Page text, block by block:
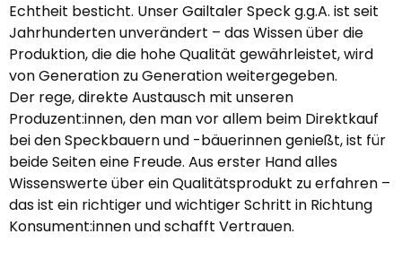
Echtheit besticht. Unser Gailtaler Speck g.g.A. ist seit
Jahrhunderten unverändert – das Wissen über die
Produktion, die die hohe Qualität gewährleistet, wird
von Generation zu Generation weitergegeben.
Der rege, direkte Austausch mit unseren
Produzent:innen, den man vor allem beim Direktkauf
bei den Speckbauern und -bäuerinnen genießt, ist für
beide Seiten eine Freude. Aus erster Hand alles
Wissenswerte über ein Qualitätsprodukt zu erfahren –
das ist ein richtiger und wichtiger Schritt in Richtung
Konsument:innen und schafft Vertrauen.